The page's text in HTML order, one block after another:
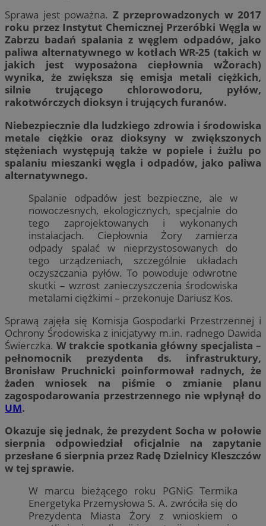
Sprawa jest poważna. Z przeprowadzonych w 2017
roku przez Instytut Chemicznej Przeróbki Węgla w
Zabrzu badań spalania z węglem odpadów, jako
paliwa alternatywnego w kotłach WR-25 (takich w
jakich jest wyposażona ciepłownia wŻorach)
wynika, że zwiększa się emisja metali ciężkich,
silnie trującego chlorowodoru, pyłów,
rakotwórczych dioksyn i trujących furanów.
Niebezpiecznie dla ludzkiego zdrowia i środowiska
metale ciężkie oraz dioksyny w zwiększonych
stężeniach występują także w popiele i żużlu po
spalaniu mieszanki węgla i odpadów, jako paliwa
alternatywnego.
Spalanie odpadów jest bezpieczne, ale w
nowoczesnych, ekologicznych, specjalnie do
tego zaprojektowanych i wykonanych
instalacjach. Ciepłownia Żory zamierza
odpady spalać w nieprzystosowanych do
tego urządzeniach, szczególnie układach
oczyszczania pyłów. To powoduje odwrotne
skutki – wzrost zanieczyszczenia środowiska
metalami ciężkimi – przekonuje Dariusz Kos.
Sprawą zajęła się Komisja Gospodarki Przestrzennej i
Ochrony Środowiska z inicjatywy m.in. radnego Dawida
Świerczka. W trakcie spotkania główny specjalista –
pełnomocnik prezydenta ds. infrastruktury,
Bronisław Pruchnicki poinformował radnych, że
żaden wniosek na piśmie o zmianie planu
zagospodarowania przestrzennego nie wpłynął do
UM.
Okazuje się jednak, że prezydent Socha w połowie
sierpnia odpowiedział oficjalnie na zapytanie
przesłane 6 sierpnia przez Radę Dzielnicy Kleszczów
w tej sprawie.
W marcu bieżącego roku PGNiG Termika
Energetyka Przemysłowa S. A. zwróciła się do
Prezydenta Miasta Żory z wnioskiem o